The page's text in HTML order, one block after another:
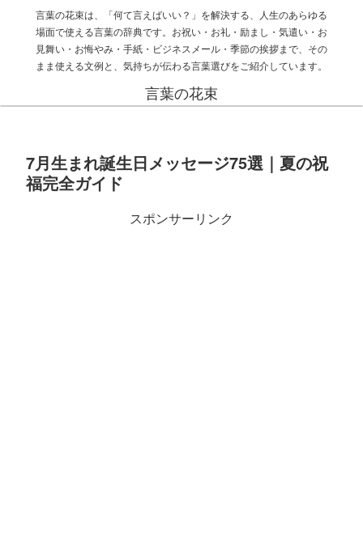
言葉の花束は、「何て言えばいい？」を解決する、人生のあらゆる
場面で使える言葉の辞典です。お祝い・お礼・励まし・気遣い・お
見舞い・お悔やみ・手紙・ビジネスメール・季節の挨拶まで、その
まま使える文例と、気持ちが伝わる言葉選びをご紹介しています。
言葉の花束
7月生まれ誕生日メッセージ75選｜夏の祝
福完全ガイド
スポンサーリンク